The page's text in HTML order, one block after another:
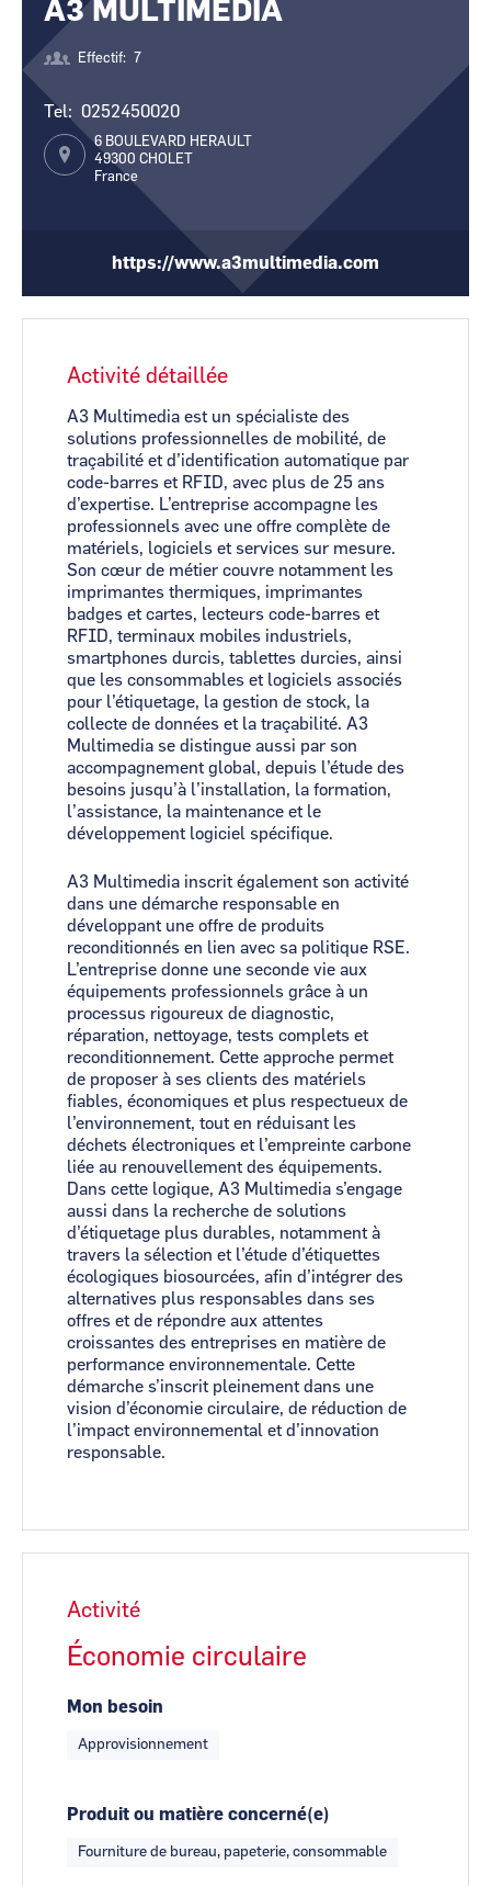
CCI Business
Pays de la Loire
CCI Business
A3 MULTIMEDIA
Effectif 7
Tel 0252450020
6 BOULEVARD HERAULT
49300 CHOLET
France
https://www.a3multimedia.com
Activité détaillée
A3 Multimedia est un spécialiste des
solutions professionnelles de mobilité, de
traçabilité et d’identification automatique par
code-barres et RFID, avec plus de 25 ans
d’expertise. L’entreprise accompagne les
professionnels avec une offre complète de
matériels, logiciels et services sur mesure.
Son cœur de métier couvre notamment les
imprimantes thermiques, imprimantes
badges et cartes, lecteurs code-barres et
RFID, terminaux mobiles industriels,
smartphones durcis, tablettes durcies, ainsi
que les consommables et logiciels associés
pour l’étiquetage, la gestion de stock, la
collecte de données et la traçabilité. A3
Multimedia se distingue aussi par son
accompagnement global, depuis l’étude des
besoins jusqu’à l’installation, la formation,
l’assistance, la maintenance et le
développement logiciel spécifique.
A3 Multimedia inscrit également son activité
dans une démarche responsable en
développant une offre de produits
reconditionnés en lien avec sa politique RSE.
L’entreprise donne une seconde vie aux
équipements professionnels grâce à un
processus rigoureux de diagnostic,
réparation, nettoyage, tests complets et
reconditionnement. Cette approche permet
de proposer à ses clients des matériels
fiables, économiques et plus respectueux de
l’environnement, tout en réduisant les
déchets électroniques et l’empreinte carbone
liée au renouvellement des équipements.
Dans cette logique, A3 Multimedia s’engage
aussi dans la recherche de solutions
d’étiquetage plus durables, notamment à
travers la sélection et l’étude d’étiquettes
écologiques biosourcées, afin d’intégrer des
alternatives plus responsables dans ses
offres et de répondre aux attentes
croissantes des entreprises en matière de
performance environnementale. Cette
démarche s’inscrit pleinement dans une
vision d’économie circulaire, de réduction de
l’impact environnemental et d’innovation
responsable.
Activité
Économie circulaire
Mon besoin
Approvisionnement
Produit ou matière concerné(e)
Fourniture de bureau, papeterie, consommable